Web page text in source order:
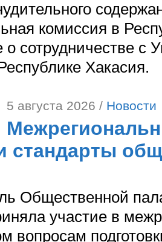
комиссия в
о сотрудничестве с
Хакасия.
5 августа 2026 / Новости
стандарты
Общественной
участие в
вопросам